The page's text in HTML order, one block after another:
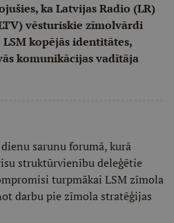
ka Latvijas Radio (LR)
vēsturiskie zīmolvārdi
kopējās identitātes,
komunikācijas vadītāja
sarunu forumā, kurā
struktūrvienību deleģētie
turpmākai LSM zīmola
darbu pie zīmola stratēģijas